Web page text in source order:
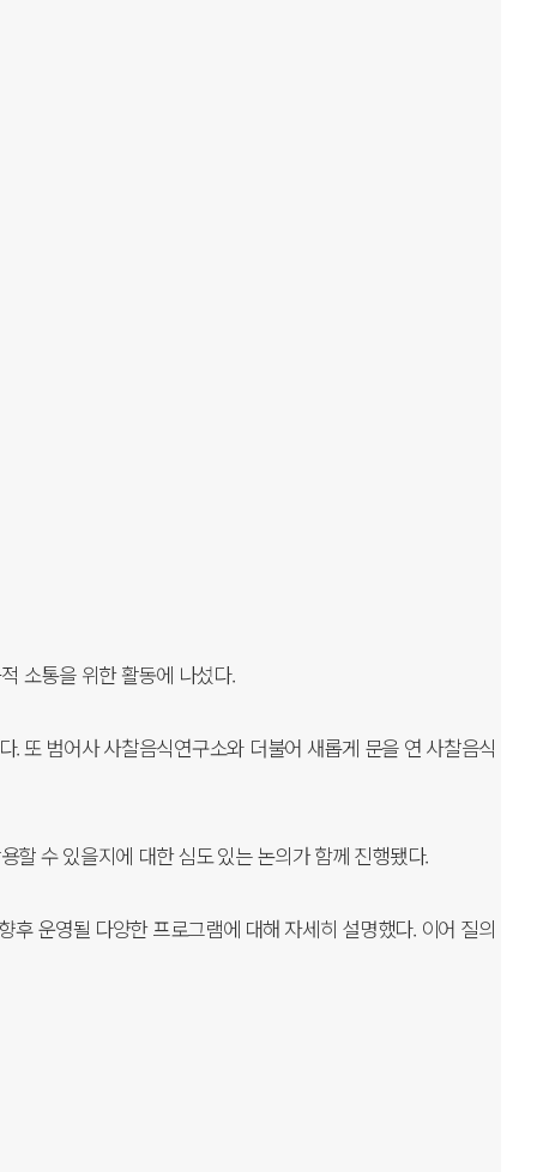
소통을 위한 활동에 나섰다.
또 범어사 사찰음식연구소와 더불어 새롭게 문을 연 사찰음식
할 수 있을지에 대한 심도 있는 논의가 함께 진행됐다.
운영될 다양한 프로그램에 대해 자세히 설명했다. 이어 질의